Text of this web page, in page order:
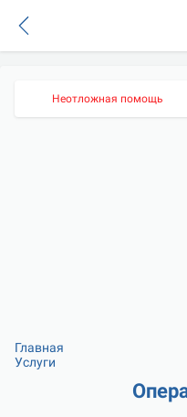
Неотложная помощь
Главная
Услуги